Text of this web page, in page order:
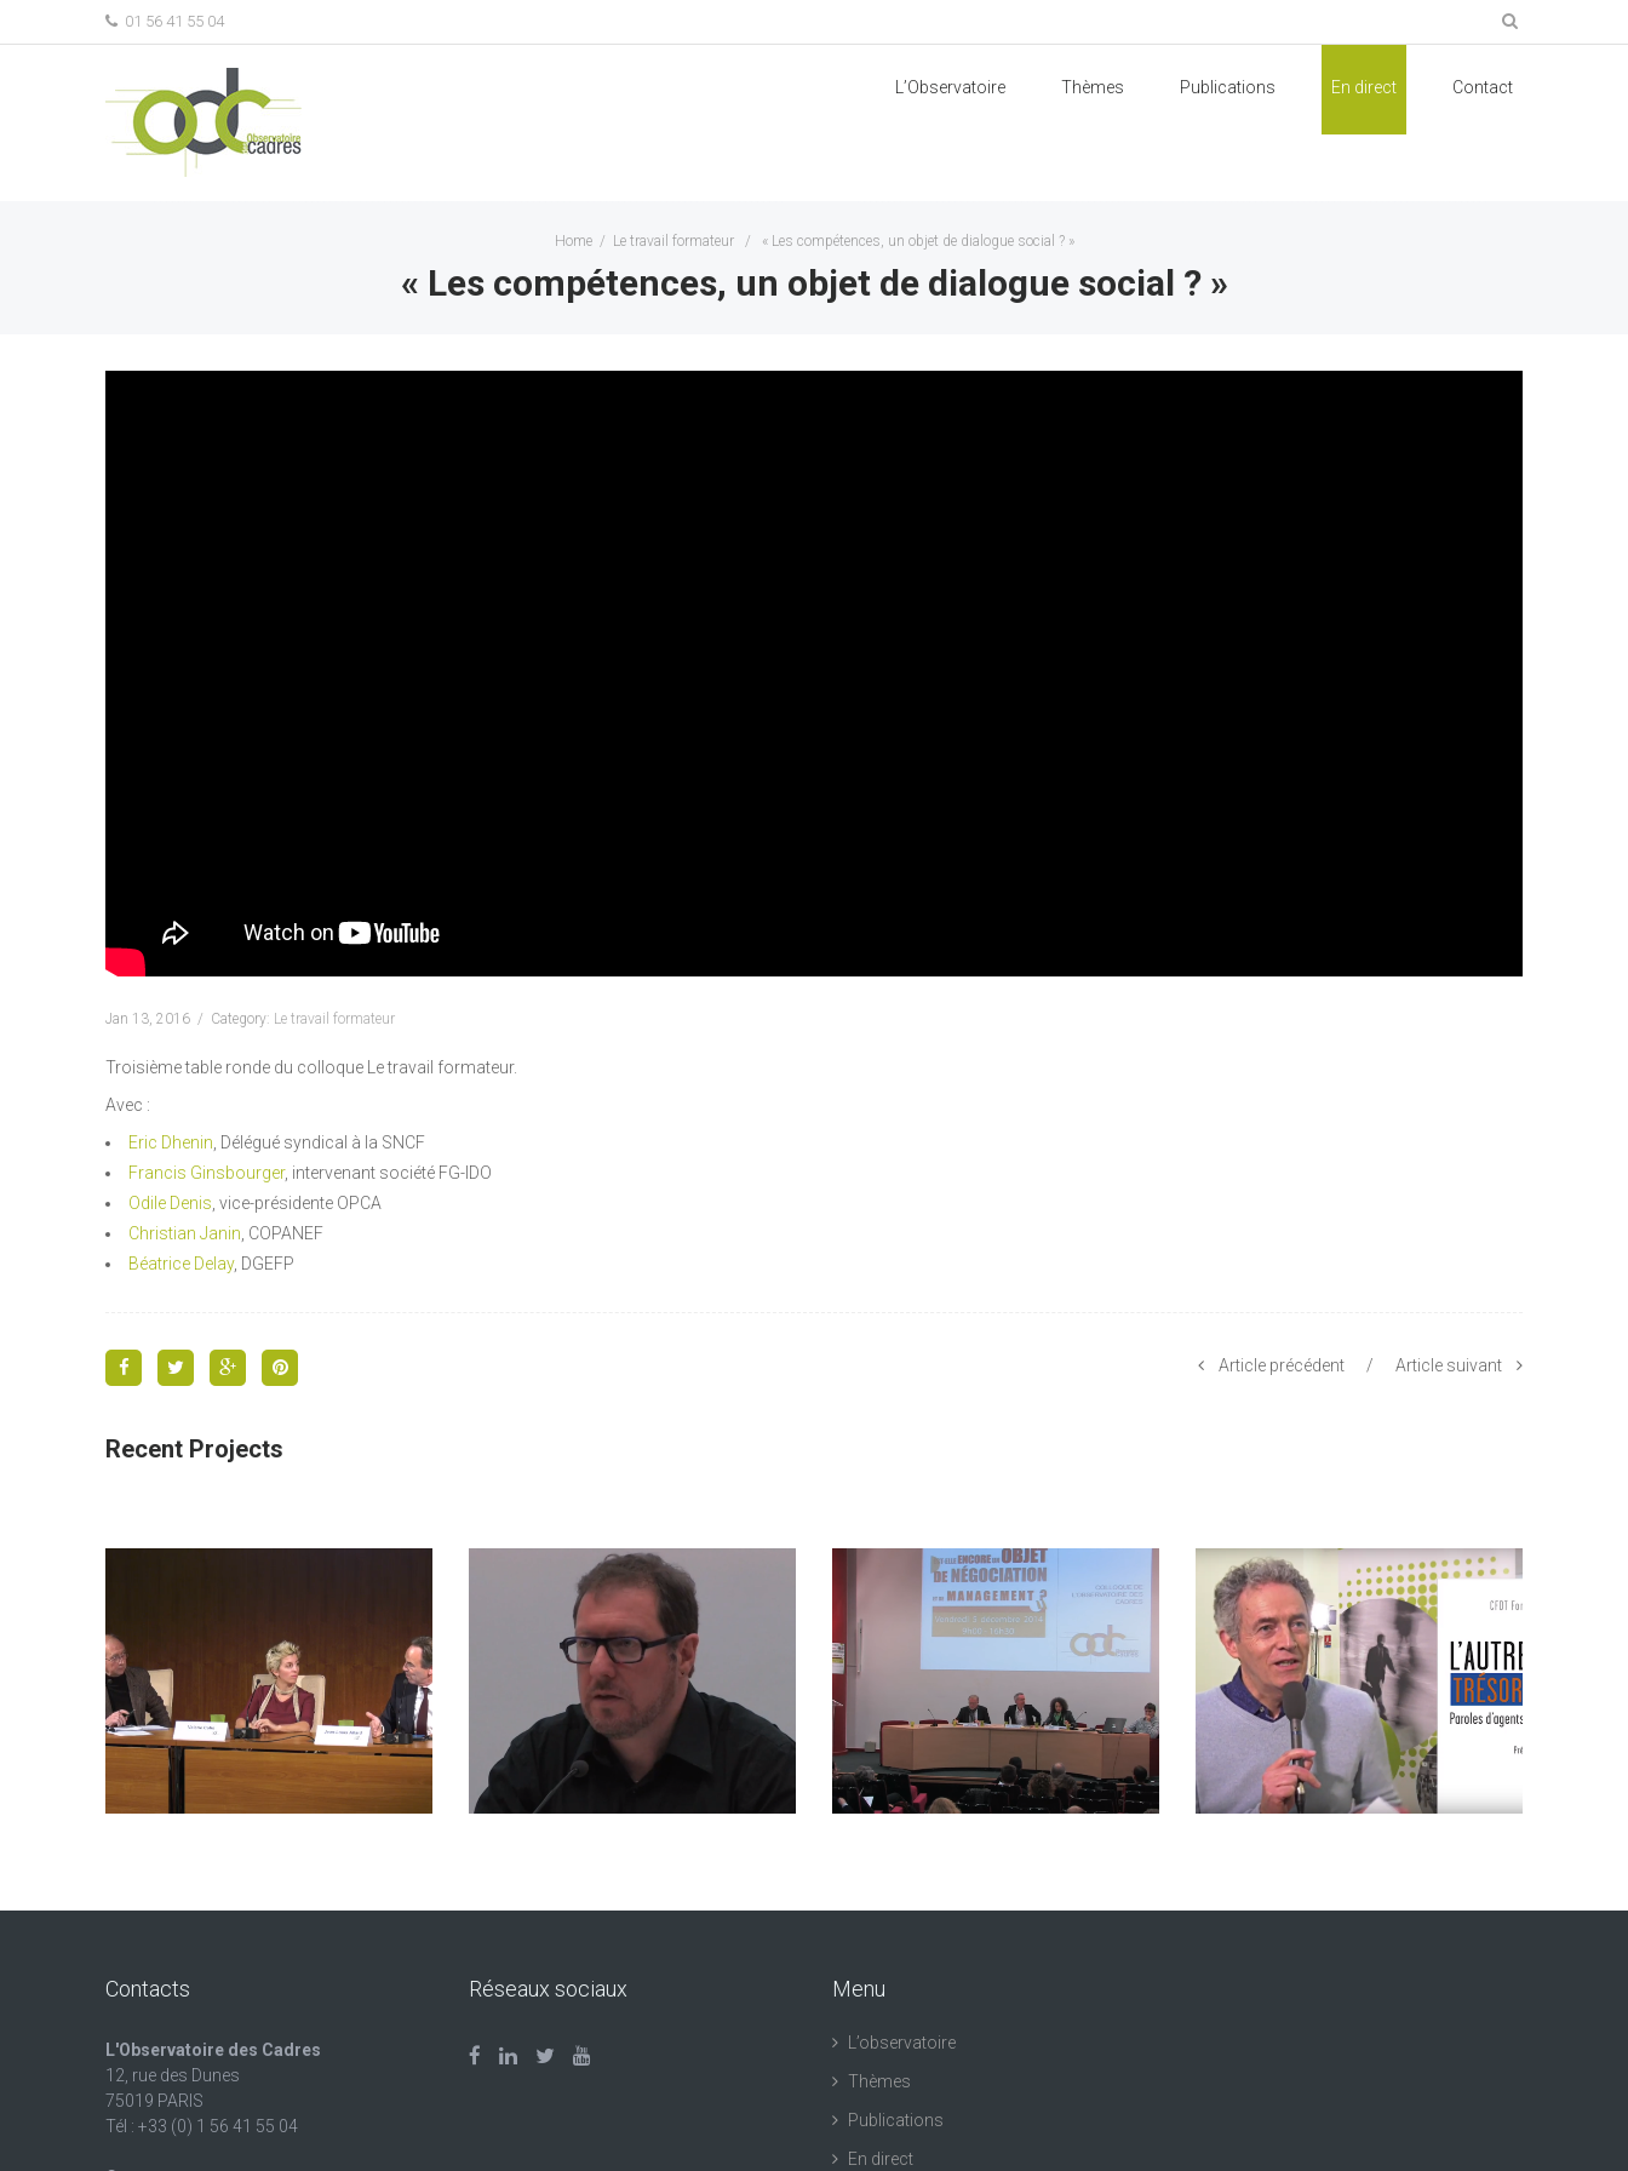
01 56 41 55 04
L’Observatoire Thèmes Publications En direct Contact
Home / Le travail formateur / « Les compétences, un objet de dialogue social ? »
« Les compétences, un objet de dialogue social ? »
Jan 13, 2016 Category: Le travail formateur
Troisième table ronde du colloque Le travail formateur.
Avec :
Eric Dhenin , Délégué syndical à la SNCF
Francis Ginsbourger, intervenant société FG-IDO
Odile Denis , vice-présidente OPCA
Christian Janin , COPANEF
Béatrice Delay, DGEFP
Article précédent / Article suivant
Recent Projects
Contacts
L'Observatoire des Cadres
12, rue des Dunes
75019 PARIS
Tél : +33 (0) 1 56 41 55 04
Réseaux sociaux Menu
L’observatoire
Thèmes
Publications
En direct